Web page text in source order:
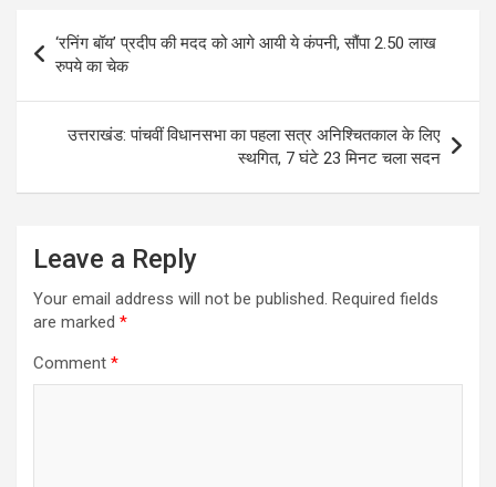
Post
navigation
‘रनिंग बॉय’ प्रदीप की मदद को आगे आयी ये कंपनी, सौंपा 2.50 लाख
रुपये का चेक
उत्तराखंड: पांचवीं विधानसभा का पहला सत्र अनिश्चितकाल के लिए
स्थगित, 7 घंटे 23 मिनट चला सदन
Leave a Reply
Your email address will not be published. Required fields
are marked *
Comment *